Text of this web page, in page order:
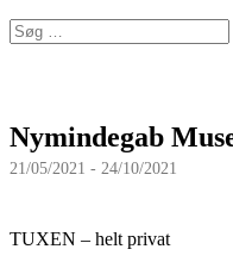
Search
for:
Nymindegab
21/05/2021 - 24/10/2021
TUXEN – helt privat